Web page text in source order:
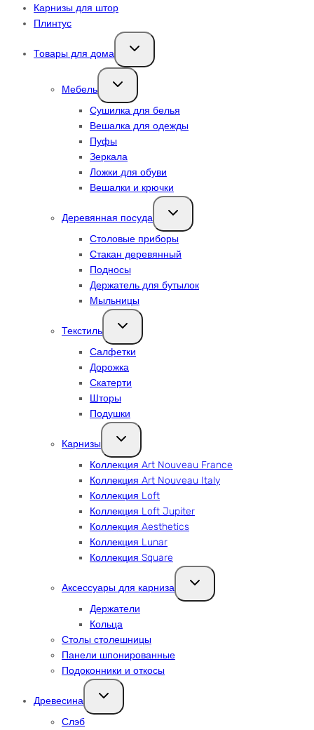
Карнизы для штор
Плинтус
Товары для дома
Переключить
дочернее
Мебель
Переключить
дочернее
Сушилка для белья
Вешалка для одежды
Пуфы
Зеркала
Ложки для обуви
Вешалки и крючки
Деревянная посуда
Переключить
дочернее
Столовые приборы
Стакан деревянный
Подносы
Держатель для бутылок
Мыльницы
Текстиль
Переключить
дочернее
Салфетки
Дорожка
Скатерти
Шторы
Подушки
Карнизы
Переключить
дочернее
Коллекция Art Nouveau France
Коллекция Art Nouveau Italy
Коллекция Loft
Коллекция Loft Jupiter
Коллекция Aesthetics
Коллекция Lunar
Коллекция Square
Аксессуары для карниза
Переключить
дочернее
Держатели
Кольца
Столы столешницы
Панели шпонированные
Подоконники и откосы
Древесина
Переключить
дочернее
Слэб